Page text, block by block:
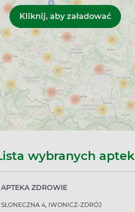
wybranych aptek
APTEKA ZDROWIE
SŁONECZNA 4, IWONICZ-ZDRÓJ